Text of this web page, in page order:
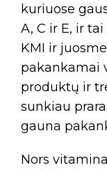
kuriuose
A, C ir E, ir
KMI ir
pakankamai
produktų ir
sunkiau
gauna
Nors